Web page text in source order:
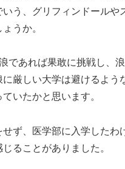
う、グリフィンドールや
うか。
であれば果敢に挑戦し、
に厳しい大学は避けるよう
いたかと思います。
ず、医学部に入学したわ
ることがありました。